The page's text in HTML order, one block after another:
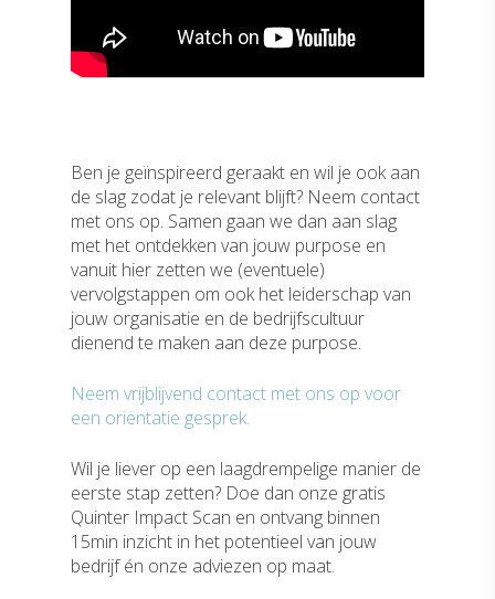
Ben je geïnspireerd geraakt en wil je ook aan
de slag zodat je relevant blijft? Neem contact
met ons op. Samen gaan we dan aan slag
met het ontdekken van jouw purpose en
vanuit hier zetten we (eventuele)
vervolgstappen om ook het leiderschap van
jouw organisatie en de bedrijfscultuur
dienend te maken aan deze purpose.
Neem vrijblijvend contact met ons op voor
een oriëntatie gesprek.
Wil je liever op een laagdrempelige manier de
eerste stap zetten? Doe dan onze gratis
Quinter Impact Scan en ontvang binnen
15min inzicht in het potentieel van jouw
bedrijf én onze adviezen op maat.